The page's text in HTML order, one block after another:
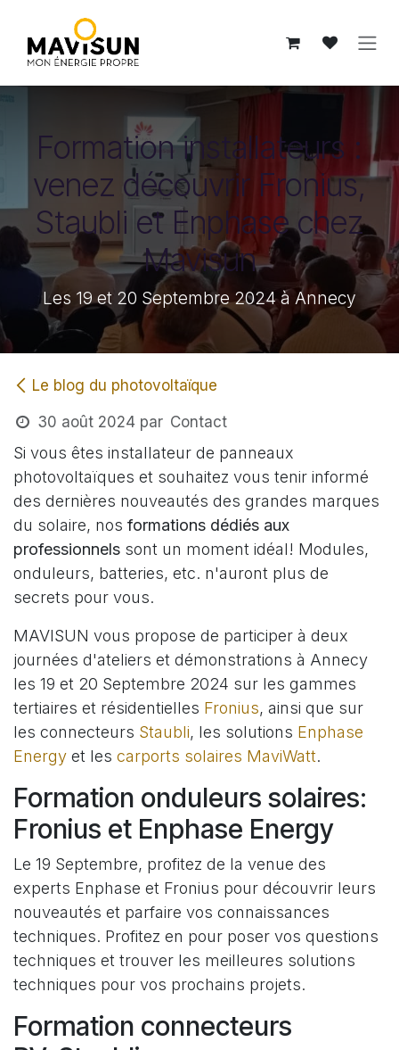
Formation installateurs :
venez découvrir Fronius,
Staubli et Enphase chez
Mavisun
Les 19 et 20 Septembre 2024 à Annecy
Le blog du photovoltaïque
30 août 2024 par Contact
Si vous êtes installateur de panneaux
photovoltaïques et souhaitez vous tenir informé
des dernières nouveautés des grandes marques
du solaire, nos formations dédiés aux
professionnels sont un moment idéal! Modules,
onduleurs, batteries, etc. n'auront plus de
secrets pour vous.
​MAVISUN vous propose de participer à deux
journées d'ateliers et démonstrations à Annecy
les 19 et 20 Septembre 2024 sur les gammes
tertiaires et résidentielles Fronius, ainsi que sur
les connecteurs Staubli, les solutions Enphase
Energy et les carports solaires MaviWatt.
Formation onduleurs solaires:
Fronius et Enphase Energy
Le 19 Septembre, profitez de la venue des
experts Enphase et Fronius pour découvrir leurs
nouveautés et parfaire vos connaissances
techniques. Profitez en pour poser vos questions
techniques et trouver les meilleures solutions
techniques pour vos prochains projets.
Formation connecteurs